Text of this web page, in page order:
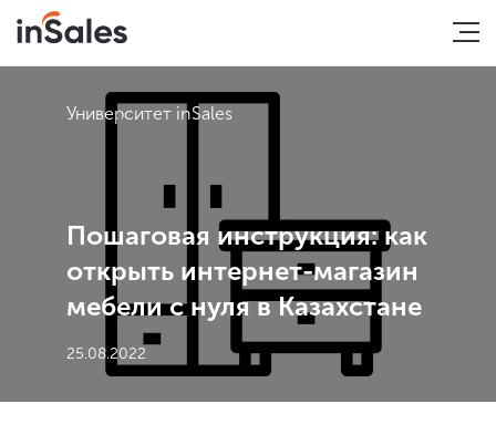
Университет inSales
Пошаговая инструкция: как
открыть интернет-магазин
мебели с нуля в Казахстане
25.08.2022